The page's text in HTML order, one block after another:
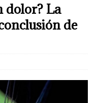
dolor? La
de